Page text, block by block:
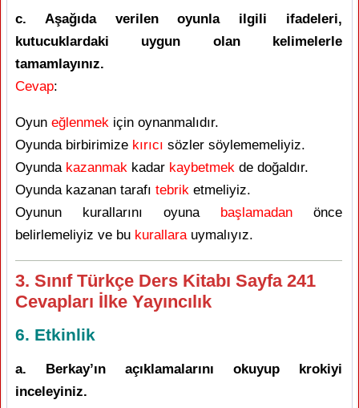
c. Aşağıda verilen oyunla ilgili ifadeleri,
kutucuklardaki uygun olan kelimelerle
tamamlayınız.
Cevap:
Oyun eğlenmek için oynanmalıdır.
Oyunda birbirimize kırıcı sözler söylememeliyiz.
Oyunda kazanmak kadar kaybetmek de doğaldır.
Oyunda kazanan tarafı tebrik etmeliyiz.
Oyunun kurallarını oyuna başlamadan önce
belirlemeliyiz ve bu kurallarauymalıyız.
3. Sınıf Türkçe Ders Kitabı Sayfa 241
Cevapları İlke Yayıncılık
6. Etkinlik
a. Berkay’ın açıklamalarını okuyup krokiyi
inceleyiniz.